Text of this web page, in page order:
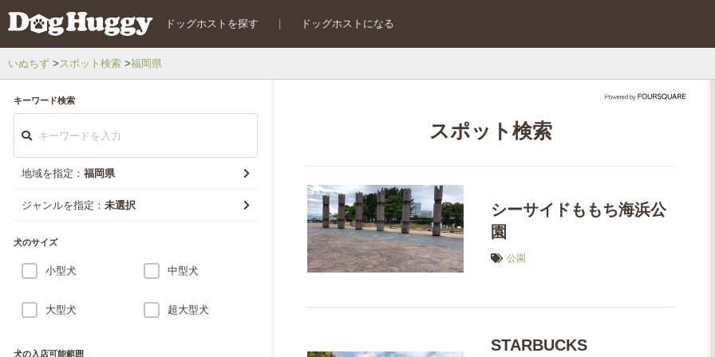
ドッグホストを探す ドッグホストになる
いぬちず スポット検索 福岡県
キーワード検索
地域を指定：福岡県
ジャンルを指定：未選択
犬のサイズ
小型犬 中型犬
大型犬 超大型犬
犬の入店可能範囲
スポット検索
シーサイドももち海浜公
園
公園
STARBUCKS